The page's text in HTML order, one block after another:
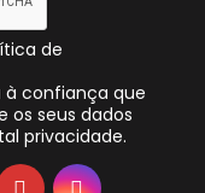
de
confiança que
os seus dados
privacidade.